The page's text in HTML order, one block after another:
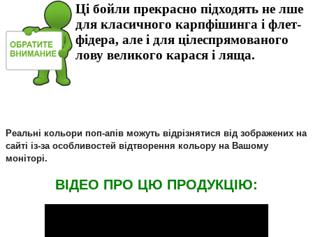
Ці бойли прекрасно підходять не лше
для класичного карпфiшинга і флет-
фiдера, але і для цілеспрямованого
лову великого карася і ляща.
Реальні кольори поп-апiв можуть відрізнятися від зображених на
сайті із-за особливостей відтворення кольору на Вашому
моніторі.
ВIДЕО ПРО ЦЮ ПРОДУКЦIЮ: